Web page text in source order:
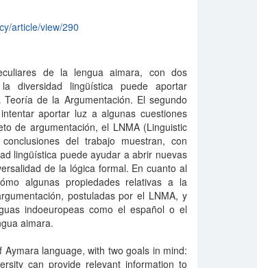
article/view/290
de la lengua aimara, con dos
diversidad lingüística puede aportar
de la Argumentación. El segundo
aportar luz a algunas cuestiones
de argumentación, el LNMA (Linguis­tic
del trabajo muestran, con
lingüística puede ayudar a abrir nuevas
de la lógica formal. En cuanto al
algunas propiedades relativas a la
postuladas por el LNMA, y
indoeuropeas como el español o el
aimara.
language, with two goals in mind:
can provide relevant information to